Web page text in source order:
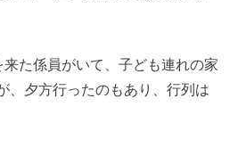
た係員がいて、子ども連れの家
、夕方行ったのもあり、行列は